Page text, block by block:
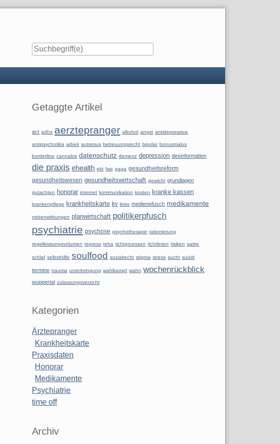
Seitenleiste
Getaggte Artikel
act adhs aerztepranger alkohol angst antidepressiva
antipsychotika arbeit autismus betreuungsrecht bipolar bonusmalus
borderline cannabis datenschutz demenz depression desinformation
die praxis ehealth ekt faq gaga gesundheitsreform
gesundheitswesen gesundheitswirtschaft gewicht grundlagen
gutachten honorar internet kommunikation kosten kranke kassen
krankenpflege krankheitskarte kv links medienpfusch medikamente
nebenwirkungen planwirtschaft politikerpfusch
psychiatrie psychose psychotherapie rationierung
regelleistungsvolumen regress reha richtgroessen richtlinien risiken satire
schlaf selbsthilfe soulfood sozialrecht stigma stress sucht suizid
termine trauma unterbringung wahlkampf wahn wochenrückblick
wuppertal zulassungsverzicht
Kategorien
Ärztepranger
Krankheitskarte
Praxisdaten
Honorar
Medikamente
Psychiatrie
time off
Archiv